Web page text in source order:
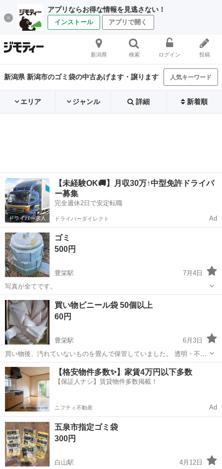
アプリならお得な情報を見逃さない！
インストール アプリで開く
新潟県 検索 ログイン 投稿
新潟県 新潟市のゴミ袋の中古あげます・譲ります 人気キーワード
エリア ジャンル 詳細 新着順
【未経験OK🚚】月収30万↑中型免許ドライバ
ー募集
完全週休2日で安定転職
ドライバーダイレクト Ad
ゴミ
500円
豊栄駅
7月4日
写真が全てです。
新潟 新潟市 豊栄駅 掃除用具
買い物ビニール袋 50個以上
60円
豊栄駅
6月3日
買い物後、汚れていないものを畳んで保管していました。 透明・不透
明、大・小、様々です。 お気軽にメッセージください☺️
新潟 新潟市 豊栄駅 掃除用具
【格安物件多数✨】家賃4万円以下多数
【保証人ナシ】賃貸物件多数掲載！
ニフティ不動産 Ad
五泉市指定ゴミ袋
300円
白山駅
4月12日